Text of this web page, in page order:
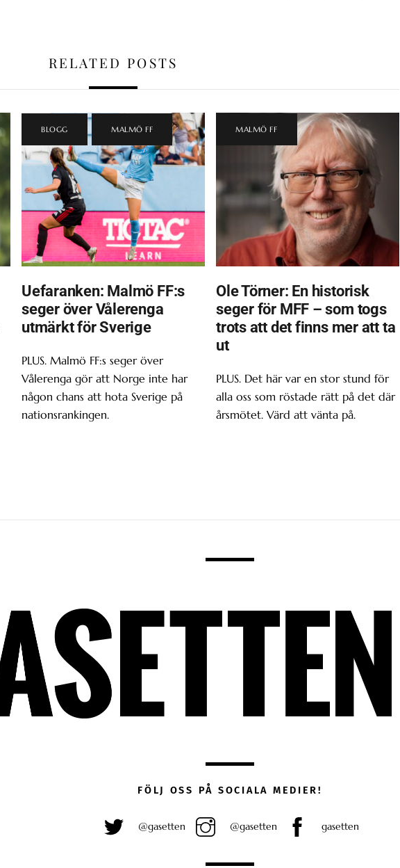
RELATED POSTS
BLOGG MALMÖ FF
Uefaranken: Malmö FF:s
seger över Vålerenga
utmärkt för Sverige
PLUS. Malmö FF:s seger över
Vålerenga gör att Norge inte har
någon chans att hota Sverige på
nationsrankingen.
MALMÖ FF
Ole Törner: En historisk
seger för MFF – som togs
trots att det finns mer att ta
ut
PLUS. Det här var en stor stund för
alla oss som röstade rätt på det där
årsmötet. Värd att vänta på.
FÖLJ OSS PÅ SOCIALA MEDIER!
@gasetten @gasetten gasetten